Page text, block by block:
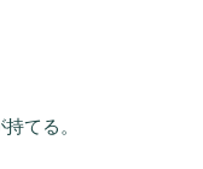
てる。